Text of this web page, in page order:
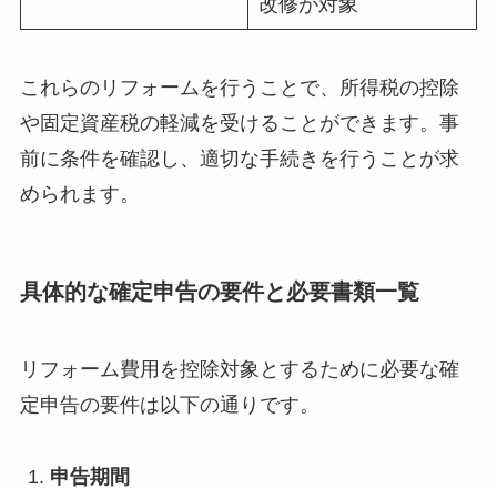
改修が対象
これらのリフォームを行うことで、所得税の控除
や固定資産税の軽減を受けることができます。事
前に条件を確認し、適切な手続きを行うことが求
められます。
具体的な確定申告の要件と必要書類一覧
リフォーム費用を控除対象とするために必要な確
定申告の要件は以下の通りです。
申告期間